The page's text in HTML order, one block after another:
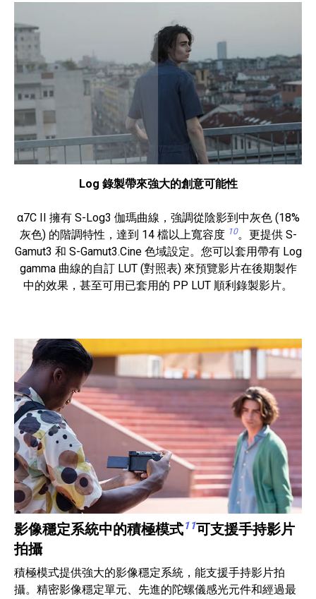
Log 錄製帶來強大的創意可能性
α7C II 擁有 S-Log3 伽瑪曲線，強調從陰影到中灰色 (18%
灰色) 的階調特性，達到 14 檔以上寬容度 10。更提供 S-
Gamut3 和 S-Gamut3.Cine 色域設定。您可以套用帶有 Log
gamma 曲線的自訂 LUT (對照表) 來預覽影片在後期製作
中的效果，甚至可用已套用的 PP LUT 順利錄製影片。
影像穩定系統中的積極模式11可支援手持影片
拍攝
積極模式提供強大的影像穩定系統，能支援手持影片拍
攝。精密影像穩定單元、先進的陀螺儀感光元件和經過最